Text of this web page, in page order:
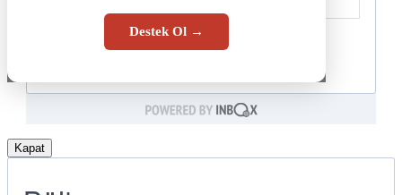
Destek Ol →
Kapat